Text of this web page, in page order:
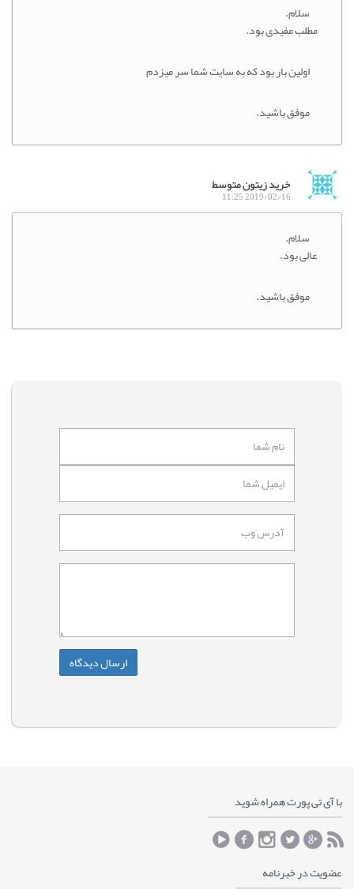
سلام.
مطلب مفیدی بود.
اولین بار بود که به سایت شما سر میزدم
موفق باشید.
خرید زیتون متوسط
2019/02/16 11:25
سلام.
عالی بود.
موفق باشید.
با آی تی پورت همراه شوید
عضویت در خبرنامه